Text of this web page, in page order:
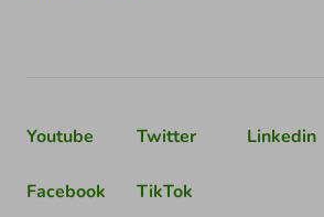
Youtube Twitter Linkedin
Facebook TikTok